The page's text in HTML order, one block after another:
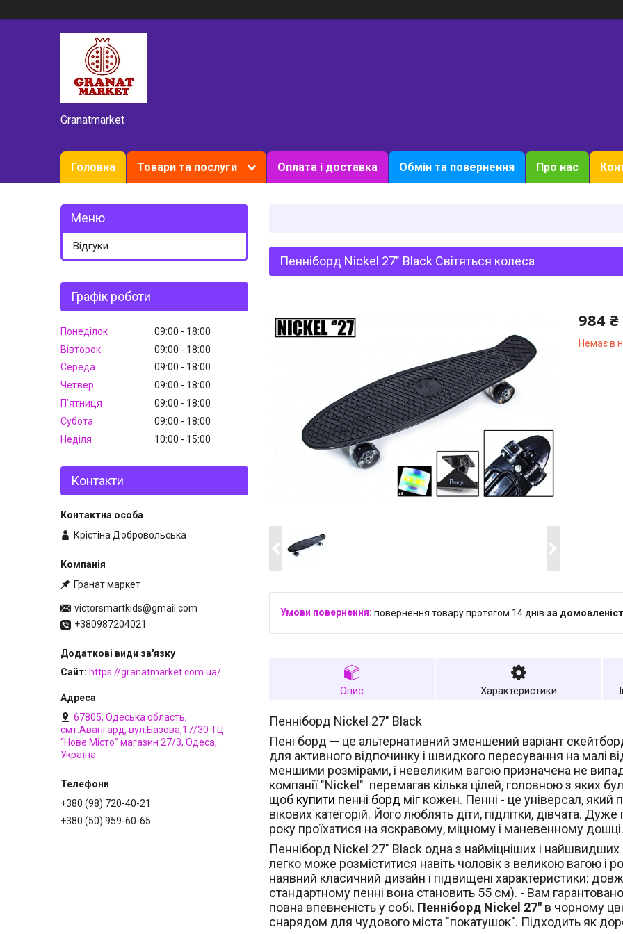
Granatmarket
Головна Товари та послуги Оплата і доставка Обмін та повернення Про нас
Пенніборд Nickel 27" Black Світяться колеса
984 ₴
Немає в
повернення товару протягом 14 днів за
Опис Характеристики
Пенніборд Nickel 27" Black
Пені борд — це альтернативний зменшений варіант
для активного відпочинку і швидкого пересування на малі
меншими розмірами, і невеликим вагою призначена не
компанії"Nickel" перемагав кілька цілей, головною з яких
щоб купити пенні борд міг кожен. Пенні - це універсал, який
вікових категорій. Його люблять діти, підлітки, дівчата.
року проїхатися на яскравому, міцному і маневенному дошці.
Пенніборд Nickel 27" Black одна з найміцніших і найшвидших
легко може розміститися навіть чоловік з великою вагою і
наявний класичний дизайн і підвищені характеристики:
стандартному пенні вона становить 55 см). - Вам
повна впевненість у собі. Пенніборд Nickel 27" в чорному
снарядом для чудового міста "покатушок". Підходить як
Відгуки
Графік роботи
Понеділок 09:00
18:00
Вівторок
09:00
18:00
Середа
09:00
18:00
Четвер
09:00
18:00
Пʼятниця
09:00
18:00
Субота
09:00
18:00
Неділя
10:00 15:00
Контакти
Крістіна Добровольська
Гранат маркет
victorsmartkids@gmail.com
+380987204021
Сайт https://granatmarket.com.ua/
67805, Одеська область,
смт.Авангард, вул.Базова,17/30 ТЦ
“Нове Місто” магазин 27/3, Одеса,
Україна
+380 (98) 720-40-21
+380 (50) 959-60-65